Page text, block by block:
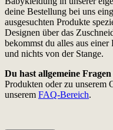
deine Bestellung bei uns
ausgesuchten Produkte
Designen über das
bekommst du alles aus
und nichts von der Stange.
Du hast allgemeine Fragen
Produkten oder zu unserem
unserem FAQ-Bereich.